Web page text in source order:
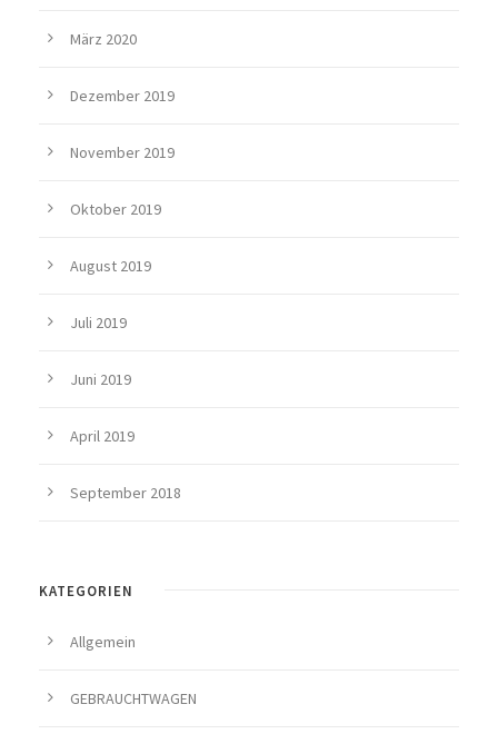
März 2020
Dezember 2019
November 2019
Oktober 2019
August 2019
Juli 2019
Juni 2019
April 2019
September 2018
KATEGORIEN
Allgemein
GEBRAUCHTWAGEN